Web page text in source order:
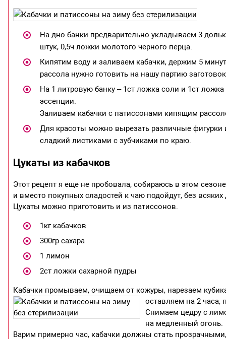
На дно банки предварительно укладываем 3
штук, 0,5ч ложки молотого черного перца.
Кипятим воду и заливаем кабачки, держим 5
рассола нужно готовить на нашу партию
На 1 литровую банку – 1ст ложка соли и 1ст
эссенции.
Заливаем кабачки с патиссонами кипящим
Для красоты можно вырезать различные фигурки
сладкий листиками с зубчиками по краю.
Цукаты из кабачков
Этот рецепт я еще не пробовала, собираюсь в этом
и вместо покупных сладостей к чаю подойдут, без
Цукаты можно приготовить и из патиссонов.
1кг кабачков
300гр сахара
1 лимон
2ст ложки сахарной пудры
Кабачки промываем, очищаем от кожуры, нарезаем
оставляем на 2 часа,
Снимаем цедру с
на медленный огонь.
Варим примерно час, кабачки должны стать